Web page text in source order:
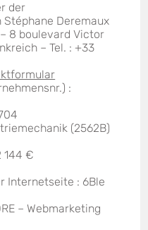
der
Deremaux
8 boulevard Victor
– Tel. : +33
:
(2562B)
144 €
Internetseite : 6Ble
–Webmarketing